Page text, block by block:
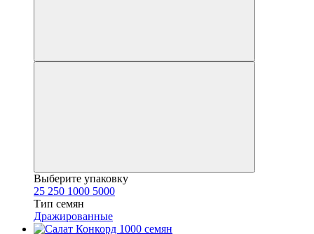
Выберите упаковку
25 250 1000 5000
Тип семян
Дражированные